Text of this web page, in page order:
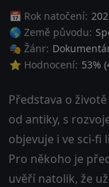
📅 Rok natočení:
🌎 Země původu:
🎭 Žánr:
⭐ Hodnocení: 53% (
Představa o
od antiky, s
objevuje i ve sci-
Pro někoho je
uvěří natolik, že